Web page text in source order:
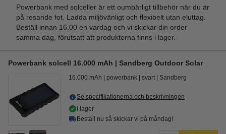
Powerbank med solceller är ett oumbärligt tillbehör när du är
på resande fot. Ladda miljövänligt och flexibelt utan eluttag.
Beställ innan 16.00 en vardag och vi skickar din order
samma dag, förutsatt att produkterna finns i lager.
Powerbank solcell 16.000 mAh | Sandberg Outdoor Solar
16.000 mAh powerbank svart Sandberg
Se specifikationerna och beskrivningen
i lager
Beställ nu så skickar vi på måndag!